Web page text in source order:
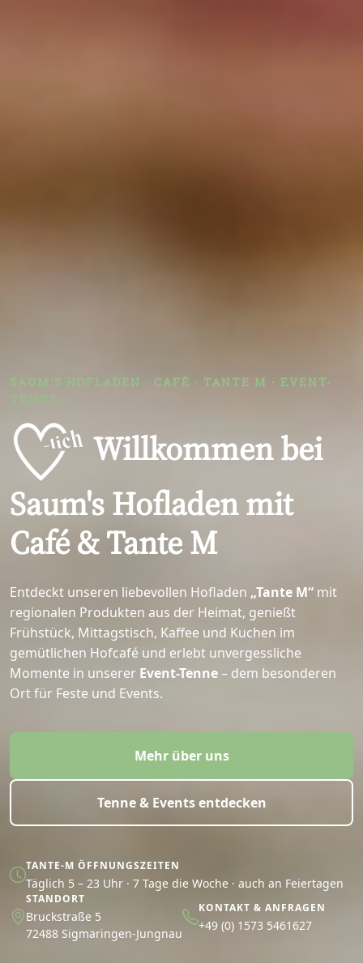
SAUM'S HOFLADEN · CAFÉ · TANTE M · EVENT-
TENNE
Willkommen bei
Saum's Hofladen mit
Café & Tante M
Entdeckt unseren liebevollen Hofladen „Tante M“ mit
regionalen Produkten aus der Heimat, genießt
Frühstück, Mittagstisch, Kaffee und Kuchen im
gemütlichen Hofcafé und erlebt unvergessliche
Momente in unserer Event-Tenne– dem besonderen
Ort für Feste und Events.
Mehr über uns
Tenne & Events entdecken
TANTE-M ÖFFNUNGSZEITEN
Täglich 5 – 23 Uhr · 7 Tage die Woche · auch an Feiertagen
STANDORT
Bruckstraße 5
72488 Sigmaringen-Jungnau
KONTAKT & ANFRAGEN
+49 (0) 1573 5461627